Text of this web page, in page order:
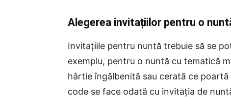
Alegerea invitațiilor pentru o
Invitațiile pentru nuntă trebuie să se
exemplu, pentru o nuntă cu tematică
hârtie îngălbenită sau cerată ce
code se face odată cu invitația de